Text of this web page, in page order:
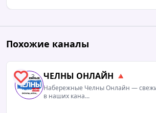
Похожие каналы
3 ЧЕЛНЫ ОНЛАЙН 🔺
Набережные Челны Онлайн —
в наших кана...